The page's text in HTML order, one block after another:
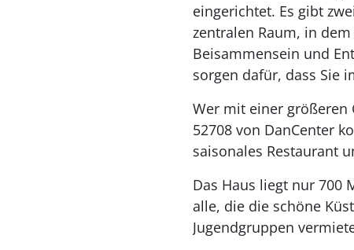
eingerichtet. Es gibt
zentralen Raum, in
Beisammensein und
sorgen dafür, dass Sie
Wer mit einer größeren
52708 von DanCenter
saisonales Restaurant
Das Haus liegt nur 700
alle, die die schöne
Jugendgruppen